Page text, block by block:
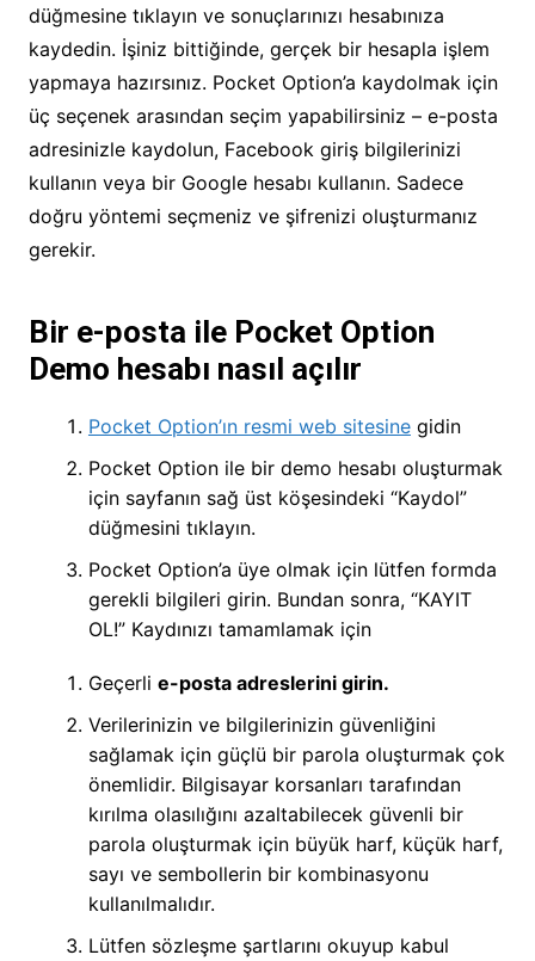
düğmesine tıklayın ve sonuçlarınızı hesabınıza
kaydedin. İşiniz bittiğinde, gerçek bir hesapla işlem
yapmaya hazırsınız. Pocket Option’a kaydolmak için
üç seçenek arasından seçim yapabilirsiniz – e-posta
adresinizle kaydolun, Facebook giriş bilgilerinizi
kullanın veya bir Google hesabı kullanın. Sadece
doğru yöntemi seçmeniz ve şifrenizi oluşturmanız
gerekir.
Bir e-posta ile Pocket Option
Demo hesabı nasıl açılır
Pocket Option’ın resmi web sitesinegidin
Pocket Option ile bir demo hesabı oluşturmak
için sayfanın sağ üst köşesindeki “Kaydol”
düğmesini tıklayın.
Pocket Option’a üye olmak için lütfen formda
gerekli bilgileri girin. Bundan sonra, “KAYIT
OL!” Kaydınızı tamamlamak için
Geçerli e-posta adreslerini girin.
Verilerinizin ve bilgilerinizin güvenliğini
sağlamak için güçlü bir parola oluşturmak çok
önemlidir. Bilgisayar korsanları tarafından
kırılma olasılığını azaltabilecek güvenli bir
parola oluşturmak için büyük harf, küçük harf,
sayı ve sembollerin bir kombinasyonu
kullanılmalıdır.
Lütfen sözleşme şartlarını okuyup kabul